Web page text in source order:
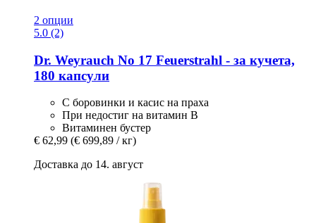
2 опции
5.0 (2)
Dr. Weyrauch No 17 Feuerstrahl -​ за кучета,
180 капсули
С боровинки и касис на праха
При недостиг на витамин В
Витаминен бустер
€ 62,99 (€ 699,89 / кг)
Доставка до 14. август